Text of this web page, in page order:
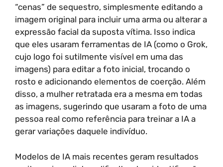
“cenas” de sequestro, simplesmente editando a
imagem original para incluir uma arma ou alterar a
expressão facial da suposta vítima. Isso indica
que eles usaram ferramentas de IA (como o Grok,
cujo logo foi sutilmente visível em uma das
imagens) para editar a foto inicial, trocando o
rosto e adicionando elementos de coerção. Além
disso, a mulher retratada era a mesma em todas
as imagens, sugerindo que usaram a foto de uma
pessoa real como referência para treinar a IA a
gerar variações daquele indivíduo.
Modelos de IA mais recentes geram resultados